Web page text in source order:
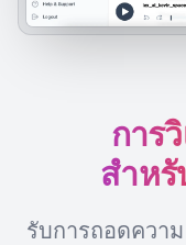
การ
สำห
รับการถอดควา